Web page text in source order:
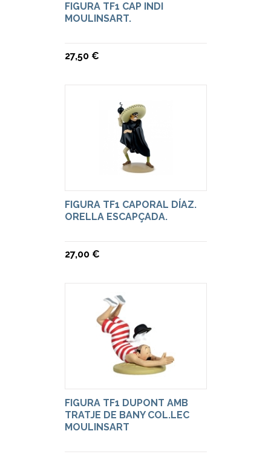
FIGURA TF1 CAP INDI
MOULINSART.
27,50 €
FIGURA TF1 CAPORAL DÍAZ.
ORELLA ESCAPÇADA.
27,00 €
FIGURA TF1 DUPONT AMB
TRATJE DE BANY COL.LEC
MOULINSART